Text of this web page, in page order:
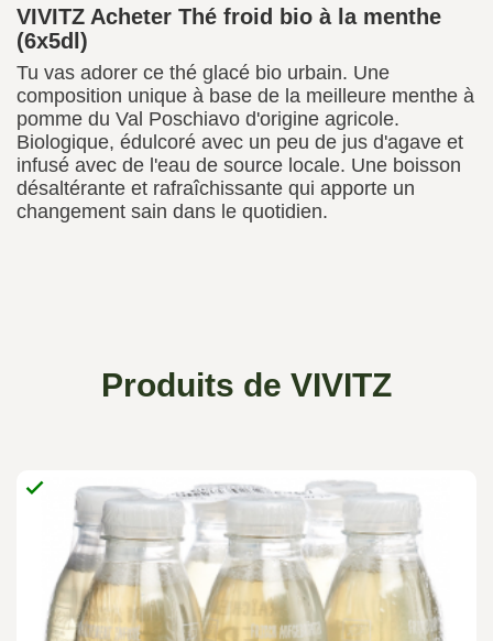
VIVITZ Acheter Thé froid bio à la menthe
(6x5dl)
Tu vas adorer ce thé glacé bio urbain. Une
composition unique à base de la meilleure menthe à
pomme du Val Poschiavo d'origine agricole.
Biologique, édulcoré avec un peu de jus d'agave et
infusé avec de l'eau de source locale. Une boisson
désaltérante et rafraîchissante qui apporte un
changement sain dans le quotidien.
Produits de VIVITZ
